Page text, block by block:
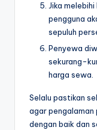
Jika
pengguna
sepuluh
Penyewa
sekurang-
harga sewa.
Selalu pastikan
agar pengalaman
dengan baik dan